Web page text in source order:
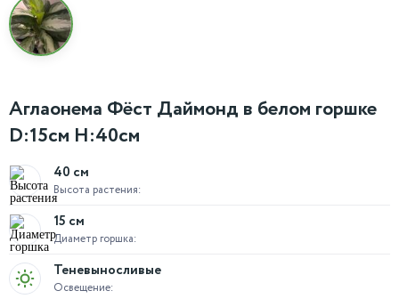
Аглаонема Фёст Даймонд в белом горшке
D:15см H:40см
Высота растения:
40 см
Диаметр горшка:
15 см
Освещение:
Теневыносливые